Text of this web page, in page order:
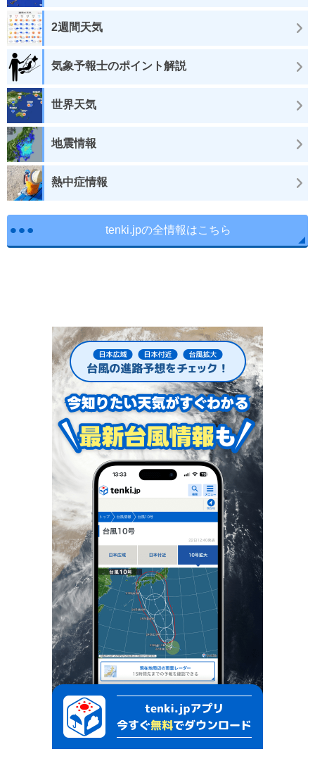
2週間天気
気象予報士のポイント解説
世界天気
地震情報
熱中症情報
tenki.jpの全情報はこちら